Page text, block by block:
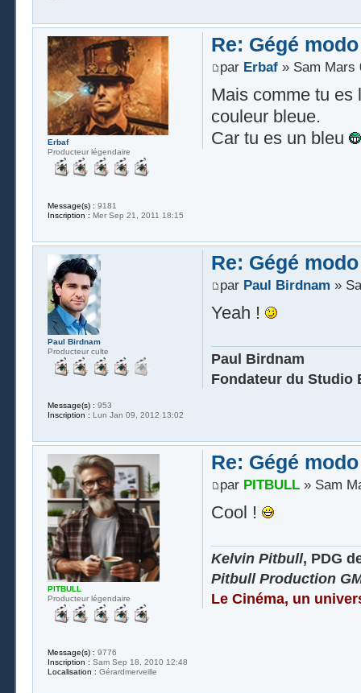
Re: Gégé
par Erbaf» Sam Mars
Mais comme tu es
couleur bleue.
Car tu es un bleu
Erbaf
Producteur légendaire
Message(s) : 9181
Inscription : Mer Sep 21, 2011 18:15
Re: Gégé
par Paul Birdnam »
Yeah !
Paul Birdnam
Fondateur du Studio
Paul Birdnam
Producteur culte
Message(s) : 953
Inscription : Lun Jan 09, 2012 13:02
Re: Gégé
par PITBULL» Sam
Cool !
Kelvin Pitbull, PDG
Pitbull Production
Le Cinéma, un
PITBULL
Producteur légendaire
Message(s) : 9776
Inscription : Sam Sep 18, 2010 12:48
Localisation : Gérardmerveille